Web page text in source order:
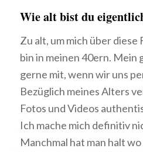
Wie alt bist du
Zu alt, um mich über diese
bin in meinen 40ern. Mein
gerne mit, wenn wir uns
Bezüglich meines Alters
Fotos und Videos
Ich mache mich definitiv
Manchmal hat man halt